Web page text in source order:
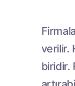
verilir.
biridir.